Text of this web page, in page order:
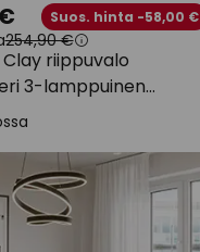
riippuvalo
3-lamppuinen
Suos. hinta -58,00 €
254,90 €